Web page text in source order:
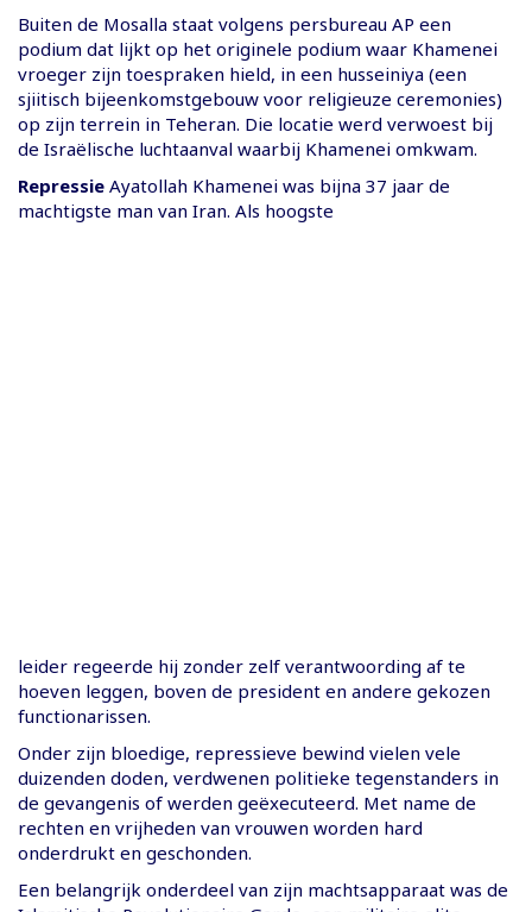
Buiten de Mosalla staat volgens persbureau AP een
podium dat lijkt op het originele podium waar Khamenei
vroeger zijn toespraken hield, in een husseiniya (een
sjiitisch bijeenkomstgebouw voor religieuze ceremonies)
op zijn terrein in Teheran. Die locatie werd verwoest bij
de Israëlische luchtaanval waarbij Khamenei omkwam.
Repressie Ayatollah Khamenei was bijna 37 jaar de
machtigste man van Iran. Als hoogste
leider regeerde hij zonder zelf verantwoording af te
hoeven leggen, boven de president en andere gekozen
functionarissen.
Onder zijn bloedige, repressieve bewind vielen vele
duizenden doden, verdwenen politieke tegenstanders in
de gevangenis of werden geëxecuteerd. Met name de
rechten en vrijheden van vrouwen worden hard
onderdrukt en geschonden.
Een belangrijk onderdeel van zijn machtsapparaat was de